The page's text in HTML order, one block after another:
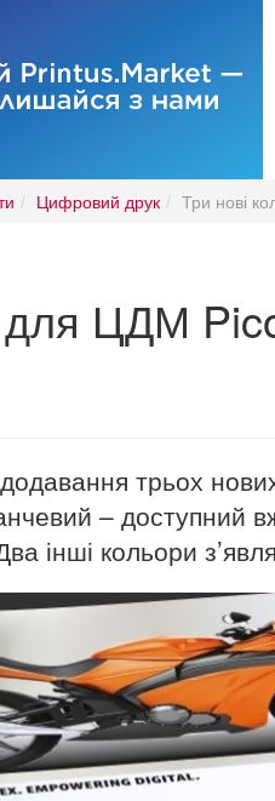
Цифровий друк Три нові
для ЦДМ
трьох
– доступний
інші кольори